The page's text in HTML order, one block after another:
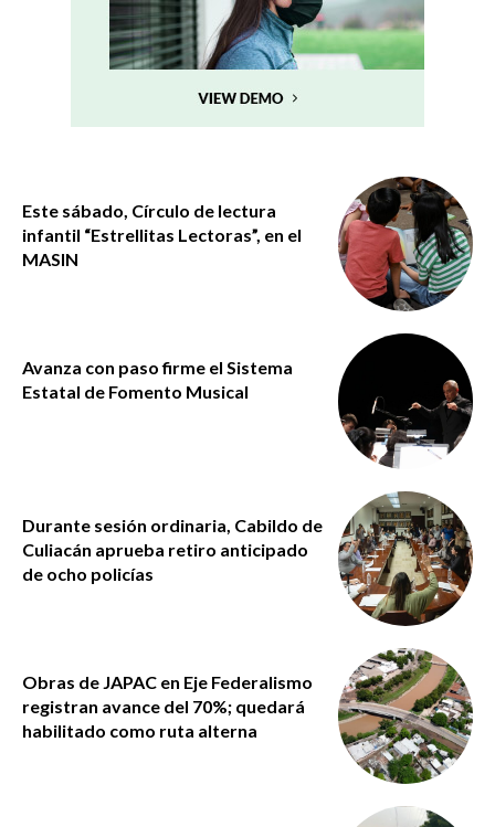
Este sábado, Círculo de lectura
infantil “Estrellitas Lectoras”, en el
MASIN
Avanza con paso firme el Sistema
Estatal de Fomento Musical
Durante sesión ordinaria, Cabildo de
Culiacán aprueba retiro anticipado
de ocho policías
Obras de JAPAC en Eje Federalismo
registran avance del 70%; quedará
habilitado como ruta alterna